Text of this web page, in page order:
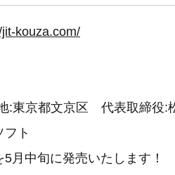
jit-kouza.com/
:東京都文京区 代表取締役:
ト
月中旬に発売いたします！